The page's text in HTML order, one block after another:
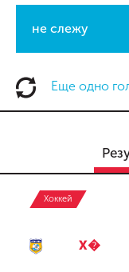
не слежу
Еще одно
Хоккей
Х�